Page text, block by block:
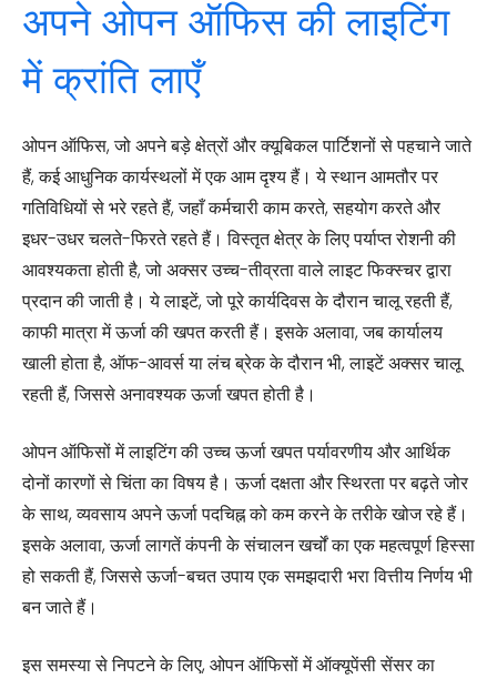
अपने ओपन ऑफिस की लाइटिंग
में क्रांति लाएँ
ओपन ऑफिस, जो अपने बड़े क्षेत्रों और क्यूबिकल पार्टिशनों से पहचाने जाते
हैं, कई आधुनिक कार्यस्थलों में एक आम दृश्य हैं। ये स्थान आमतौर पर
गतिविधियों से भरे रहते हैं, जहाँ कर्मचारी काम करते, सहयोग करते और
इधर-उधर चलते-फिरते रहते हैं। विस्तृत क्षेत्र के लिए पर्याप्त रोशनी की
आवश्यकता होती है, जो अक्सर उच्च-तीव्रता वाले लाइट फिक्स्चर द्वारा
प्रदान की जाती है। ये लाइटें, जो पूरे कार्यदिवस के दौरान चालू रहती हैं,
काफी मात्रा में ऊर्जा की खपत करती हैं। इसके अलावा, जब कार्यालय
खाली होता है, ऑफ-आवर्स या लंच ब्रेक के दौरान भी, लाइटें अक्सर चालू
रहती हैं, जिससे अनावश्यक ऊर्जा खपत होती है।
ओपन ऑफिसों में लाइटिंग की उच्च ऊर्जा खपत पर्यावरणीय और आर्थिक
दोनों कारणों से चिंता का विषय है। ऊर्जा दक्षता और स्थिरता पर बढ़ते जोर
के साथ, व्यवसाय अपने ऊर्जा पदचिह्न को कम करने के तरीके खोज रहे हैं।
इसके अलावा, ऊर्जा लागतें कंपनी के संचालन खर्चों का एक महत्वपूर्ण हिस्सा
हो सकती हैं, जिससे ऊर्जा-बचत उपाय एक समझदारी भरा वित्तीय निर्णय भी
बन जाते हैं।
इस समस्या से निपटने के लिए, ओपन ऑफिसों में ऑक्यूपेंसी सेंसर का